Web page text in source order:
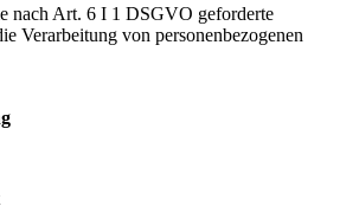
nach Art. 6 I 1 DSGVO geforderte
Verarbeitung von personenbezogenen